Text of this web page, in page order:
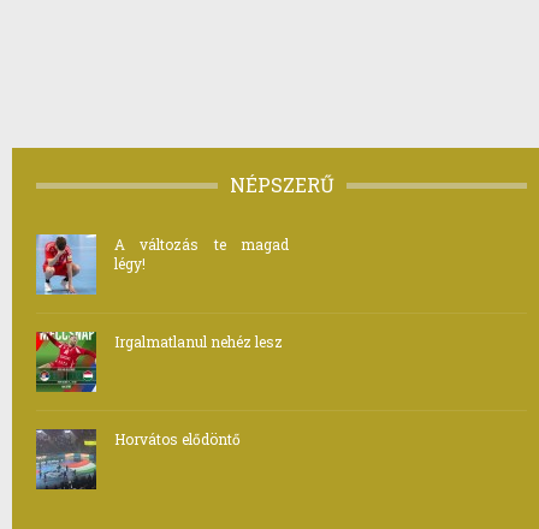
NÉPSZERŰ
A változás te magad
légy!
Irgalmatlanul nehéz lesz
Horvátos elődöntő